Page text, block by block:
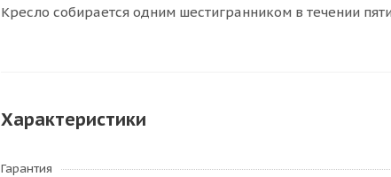
Кресло собирается одним шестигранником в течении
Характеристики
Гарантия